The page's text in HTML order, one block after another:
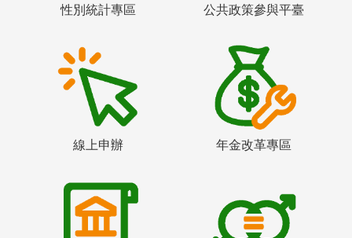
性別統計專區 公共政策參與平臺
線上申辦 年金改革專區